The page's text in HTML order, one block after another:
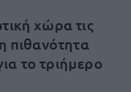
χώρα τις
πιθανότητα
το τριήμερο